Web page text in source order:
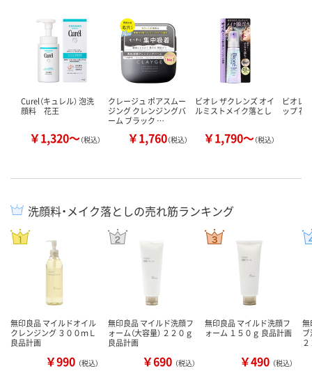
Curel（キュレル） 泡洗
顔料 花王
￥1,320～（税込）
クレージュ ポアスムー
ジング クレンジングバ
ーム ブラック …
￥1,760（税込）
ビオレ ザクレンズ オイ
ルミストメイク落とし
￥1,790～（税込）
ビオレ
ップ 花
洗顔料・メイク落としの売れ筋ランキング
無印良品 マイルドオイル
クレンジング ３００ｍＬ
良品計画
￥990 （税込）
無印良品 マイルド洗顔フ
ォーム（大容量） ２２０ｇ
良品計画
￥690 （税込）
無印良品 マイルド洗顔フ
ォーム １５０ｇ 良品計画
￥490 （税込）
無
ブ